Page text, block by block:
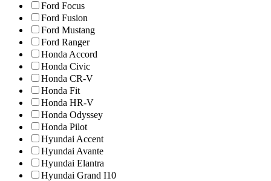
Ford Focus
Ford Fusion
Ford Mustang
Ford Ranger
Honda Accord
Honda Civic
Honda CR-V
Honda Fit
Honda HR-V
Honda Odyssey
Honda Pilot
Hyundai Accent
Hyundai Avante
Hyundai Elantra
Hyundai Grand I10